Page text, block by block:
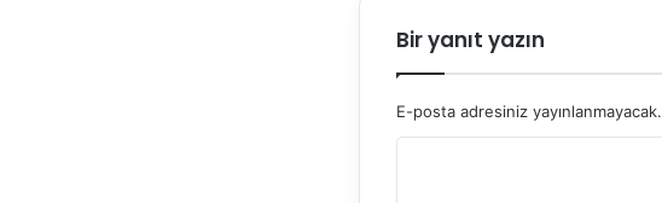
Bir yanıt yazın
E-posta adresiniz yayınlanmayacak.